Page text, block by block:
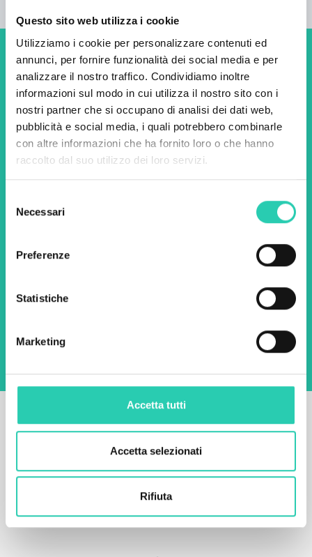
Questo sito web utilizza i cookie
Utilizziamo i cookie per personalizzare contenuti ed
annunci, per fornire funzionalità dei social media e per
analizzare il nostro traffico. Condividiamo inoltre
informazioni sul modo in cui utilizza il nostro sito con i
nostri partner che si occupano di analisi dei dati web,
pubblicità e social media, i quali potrebbero combinarle
con altre informazioni che ha fornito loro o che hanno
raccolto dal suo utilizzo dei loro servizi.
delNecessari
Preferenze
Statistiche
Marketing
Accetta tutti
Accetta selezionati
Rifiuta
Non perderti i prossimi
eventi! Iscriviti alla
newsletter di GO! 2025 per
scoprire tutte le nostre
iniziative.
Nome *
Email *
Utilizzando questo modulo accetto